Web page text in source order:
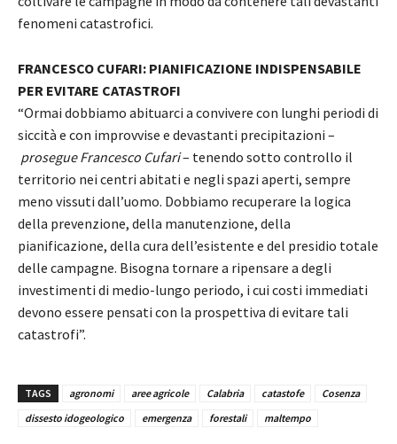
fenomeni catastrofici.
FRANCESCO CUFARI: PIANIFICAZIONE INDISPENSABILE
PER EVITARE CATASTROFI
“Ormai dobbiamo abituarci a convivere con lunghi periodi di
siccità e con improvvise e devastanti precipitazioni –
prosegue Francesco Cufari– tenendo sotto controllo il
territorio nei centri abitati e negli spazi aperti, sempre
meno vissuti dall’uomo. Dobbiamo recuperare la logica
della prevenzione, della manutenzione, della
pianificazione, della cura dell’esistente e del presidio totale
delle campagne. Bisogna tornare a ripensare a degli
investimenti di medio-lungo periodo, i cui costi immediati
devono essere pensati con la prospettiva di evitare tali
catastrofi”.
TAGS agronomi aree agricole Calabria catastofe
Cosenza
dissesto idogeologico
emergenza forestali maltempo